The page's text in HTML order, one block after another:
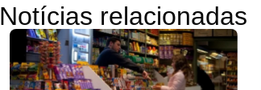
Notícias relacionadas